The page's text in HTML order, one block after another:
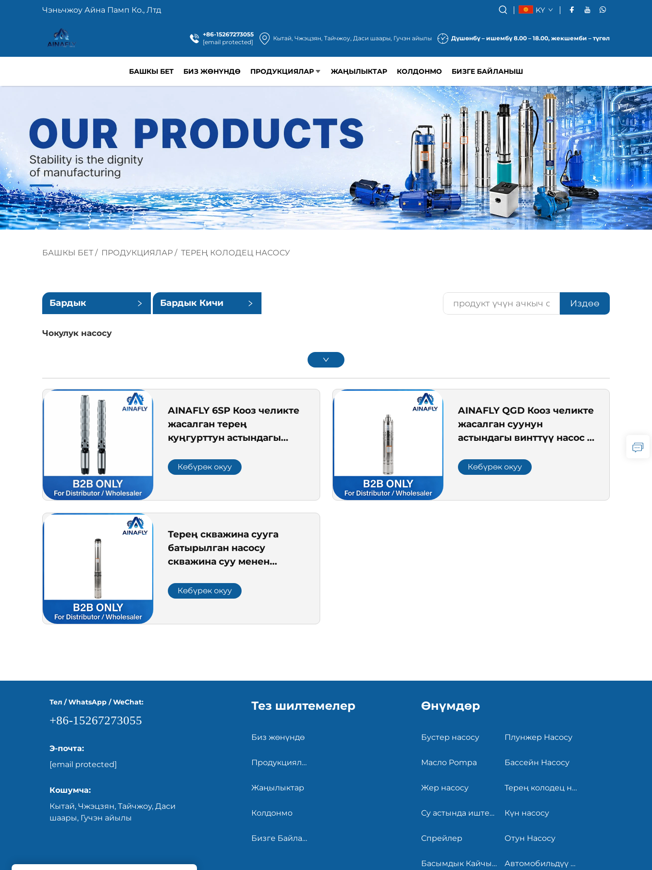
Чэньчжоу Айна Памп Ко., Лтд KY
+86-15267273055
[email protected]
Кытай, Чжэцзян, Тайчжоу, Даси шаары, Гучэн айылы Дүшөнбү – ишембү 8.00 – 18.00, жекшемби – түгөл
БАШКЫ БЕТ БИЗ ЖӨНҮНДӨ ПРОДУКЦИЯЛАР ЖАҢЫЛЫКТАР КОЛДОНМО БИЗГЕ БАЙЛАНЫШ
БАШКЫ БЕТ/ ПРОДУКЦИЯЛАР / ТЕРЕҢ КОЛОДЕЦ НАСОСУ
Бардык Бардык Кичи Издөө
Чокулук насосу
AINAFLY 6SP Кооз челикте
жасалган терең
куңгурттун астындагы
төзүмдүү, жогорку
эффективдүүлүк жана
Көбүрөк окуу
AINAFLY QGD Кооз челикте
жасалган суунун
астындагы винттүү насос –
бийиктиги, төмөн
көлөмдөгү дыбыс жана
Көбүрөк окуу
Терең скважина сууга
батырылган насосу
скважина суу менен
чарба суу менен камсыз
кылуу үчүн SDM сериясы
Көбүрөк окуу
Тел / WhatsApp / WeChat:
+86-15267273055
Э-почта:
[email protected]
Кошумча:
Кытай, Чжэцзян, Тайчжоу, Даси
шаары, Гучэн айылы
Тез шилтемелер
Биз жөнүндө
Продукциялар
Жаңылыктар
Колдонмо
Бизге Байланыш
Өнүмдөр
Бустер насосу Плунжер Насосу
Масло Pompa Бассейн Насосу
Жер насосу Терең колодец насосу
Су астында иштеген насос Күн насосу
Спрейлер Отун Насосу
Басымдык Кайчылары Автомобильдүү Ылдам Жуугуч Машина